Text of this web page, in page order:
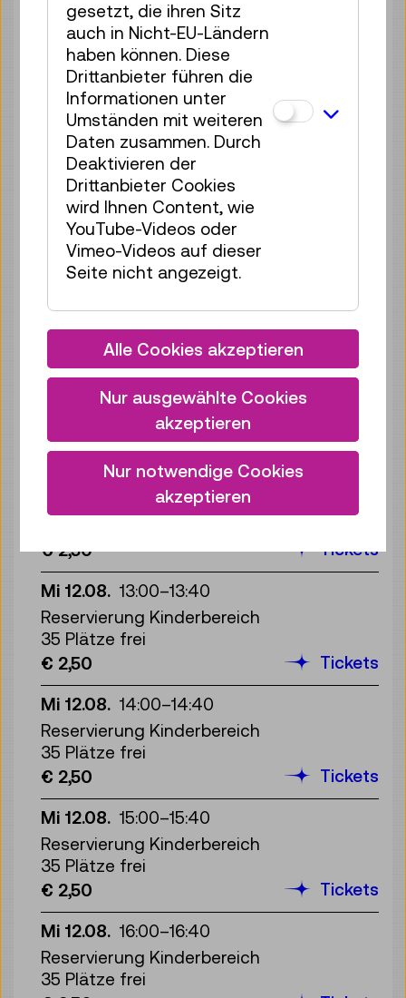
Di 11.08. 15:00– 15:40
Reservierung Kinderbereich
35 Plätze frei
€ 2,50
Di 11.08. 16:00–16:40
Reservierung Kinderbereich
35 Plätze frei
€ 2,50
Di 11.08. 17:00–17:40
Reservierung Kinderbereich
Mi 12.08. 11:00–11:40
Reservierung Kinderbereich
€ 2,50
Tickets
Mi 12.08. 12:00–12:40
Reservierung Kinderbereich
€ 2,50
Tickets
Mi 12.08. 13:00–13:40
Reservierung Kinderbereich
35 Plätze frei
€ 2,50
Tickets
Mi 12.08. 14:00–14:40
Reservierung Kinderbereich
35 Plätze frei
€ 2,50
Tickets
Mi 12.08. 15:00–15:40
Reservierung Kinderbereich
35 Plätze frei
€ 2,50
Tickets
Mi 12.08. 16:00–16:40
Reservierung Kinderbereich
35 Plätze frei
gesetzt, die ihren Sitz
auch in Nicht-EU-Ländern
haben können. Diese
Drittanbieter führen die
Informationen unter
Umständen mit weiteren
Daten zusammen. Durch
Deaktivieren der
Drittanbieter Cookies
wird Ihnen Content, wie
YouTube-Videos oder
Vimeo-Videos auf dieser
Seite nicht angezeigt.
Alle Cookies akzeptieren
Nur ausgewählte Cookies
akzeptieren
Nur notwendige Cookies
akzeptieren